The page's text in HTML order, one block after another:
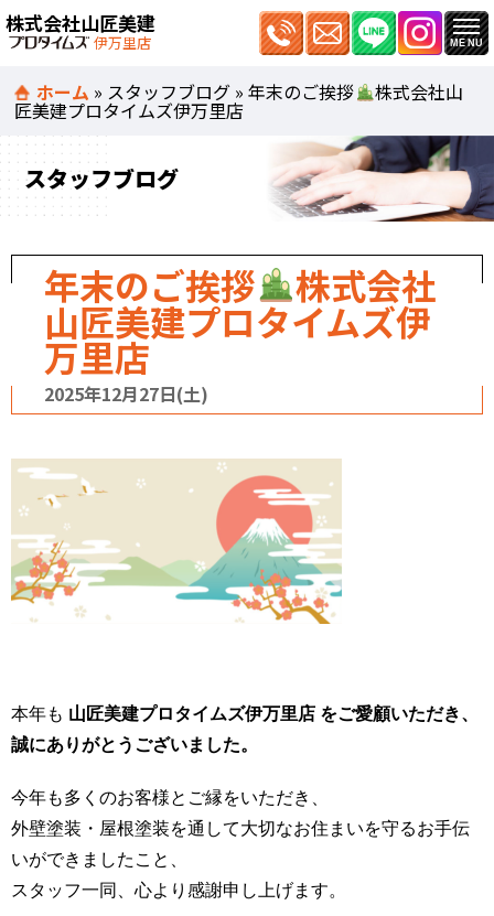
株式会社山匠美建
伊万里店
ホーム » スタッフブログ »年末のご挨拶 株式会社山
匠美建プロタイムズ伊万里店
スタッフブログ
年末のご挨拶 株式会社
山匠美建プロタイムズ伊
万里店
2025年12月27日(土)
本年も 山匠美建プロタイムズ伊万里店 をご愛顧いただき、
誠にありがとうございました。
今年も多くのお客様とご縁をいただき、
外壁塗装・屋根塗装を通して大切なお住まいを守るお手伝
いができましたこと、
スタッフ一同、心より感謝申し上げます。